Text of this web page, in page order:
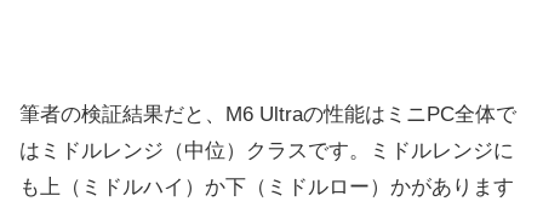
筆者の検証結果だと、M6 Ultraの性能はミニPC全体で
はミドルレンジ（中位）クラスです。ミドルレンジに
も上（ミドルハイ）か下（ミドルロー）かがあります